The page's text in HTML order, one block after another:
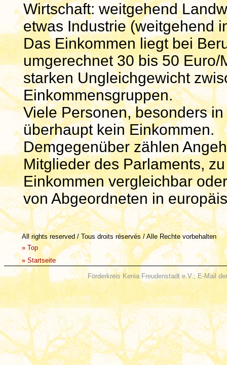
Wirtschaft: weitgehend
etwas Industrie (weitgehend
Das Einkommen liegt bei
umgerechnet 30 bis 50
starken Ungleichgewicht
Einkommensgruppen.
Viele Personen, besonders
überhaupt kein Einkommen.
Demgegenüber zählen
Mitglieder des Parlaments,
Einkommen vergleichbar
von Abgeordneten in
All rights reserved / Tous droits réservés / Alle Rechte vorbehalten
» Top
» Startseite
Förderkreis Kenia Freudenstadt e.V.; E-Mail